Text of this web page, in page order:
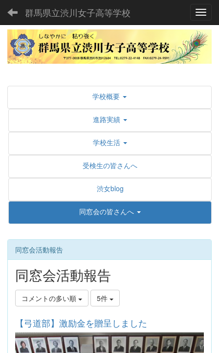
群馬県立渋川女子高等学校
学校概要
進路実績
学校生活
受検生の皆さんへ
渋女blog
同窓会の皆さんへ
同窓会活動報告
同窓会活動報告
コメントの多い順 5件
【弓道部】激励金を贈呈しました